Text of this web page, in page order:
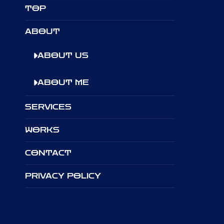
TOP
ABOUT
ABOUT US
ABOUT ME
SERVICES
WORKS
CONTACT
PRIVACY POLICY